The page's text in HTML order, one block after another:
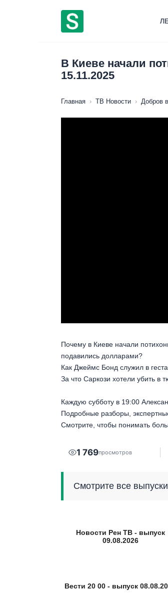
В Киеве начали
15.11.2025
Главная › ТВ Новости › Добров
Почему в Киеве начали
подавились долларами?
Как Джеймс Бонд служил в
За что Саркози хотели убить в
Каждую субботу в 19:00
Подробные разборы,
Смотрите, чтобы понимать
1 769просмотров
Смотрите все выпуски
Новости Рен ТВ - выпуск
09.08.2026
Вести 20 00 - выпуск